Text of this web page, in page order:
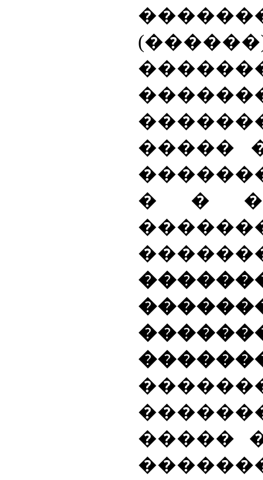
�����
� �
�����